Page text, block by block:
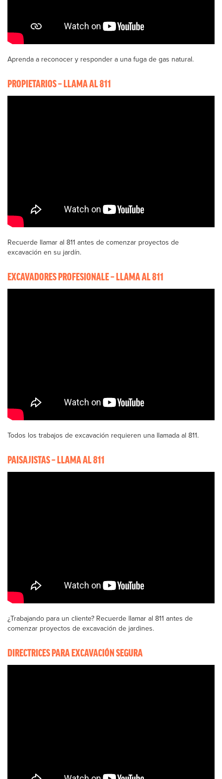
Aprenda a reconocer y responder a una fuga de gas natural.
PROPIETARIOS – LLAMA AL 811
Recuerde llamar al 811 antes de comenzar proyectos de
excavación en su jardín.
EXCAVADORES PROFESIONALE – LLAMA AL 811
Todos los trabajos de excavación requieren una llamada al 811.
PAISAJISTAS – LLAMA AL 811
¿Trabajando para un cliente? Recuerde llamar al 811 antes de
comenzar proyectos de excavación de jardines.
DIRECTRICES PARA EXCAVACIÓN SEGURA